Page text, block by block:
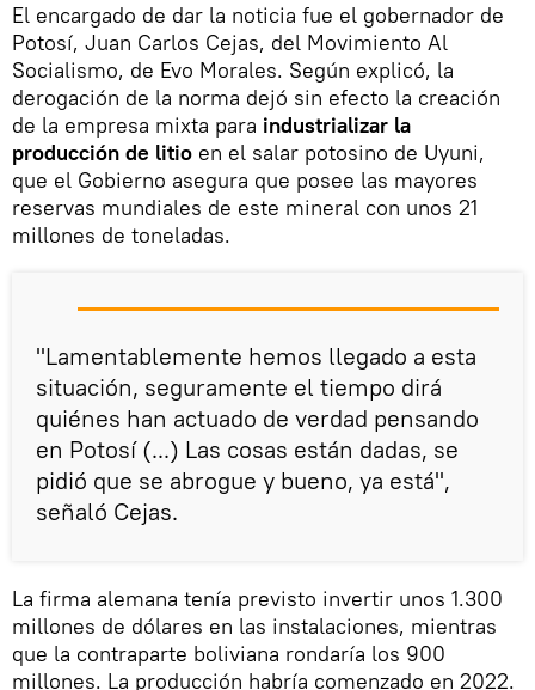
El encargado de dar la noticia fue el gobernador de
Potosí, Juan Carlos Cejas, del Movimiento Al
Socialismo, de Evo Morales. Según explicó, la
derogación de la norma dejó sin efecto la creación
de la empresa mixta para industrializar la
producción de litio en el salar potosino de Uyuni,
que el Gobierno asegura que posee las mayores
reservas mundiales de este mineral con unos 21
millones de toneladas.
"Lamentablemente hemos llegado a esta
situación, seguramente el tiempo dirá
quiénes han actuado de verdad pensando
en Potosí (...) Las cosas están dadas, se
pidió que se abrogue y bueno, ya está",
señaló Cejas.
La firma alemana tenía previsto invertir unos 1.300
millones de dólares en las instalaciones, mientras
que la contraparte boliviana rondaría los 900
millones. La producción habría comenzado en 2022.